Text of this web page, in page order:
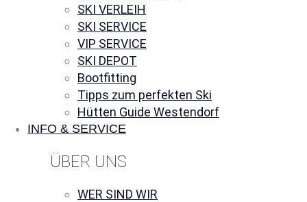
SKI VERLEIH
SKI SERVICE
VIP SERVICE
SKI DEPOT
Bootfitting
Tipps zum perfekten Ski
Hütten Guide Westendorf
INFO & SERVICE
ÜBER UNS
WER SIND WIR